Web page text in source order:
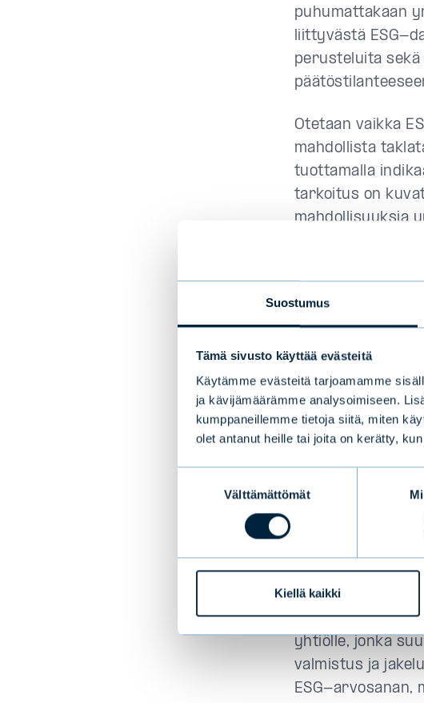
Suostumus
Tämä sivusto käyttää evästeitä
Käytämme evästeitä tarjoamamme
ja kävijämäärämme analysoimiseen.
kumppaneillemme tietoja siitä, miten
olet antanut heille tai joita on kerätty,
Välttämättömät
Kiellä kaikki
puhumattakaan
liittyvästä ESG-
perusteluita
Otetaan vaikka
mahdollista
tuottamalla
tarkoitus on
mahdollisuuksia
niille on ja
Helppojen
pärjätä omalla
toimiala
tai mahdollisuus
Joskus yhtiö voi
liiketoiminnan
yhtiön ESG-
ESG-arvosana
toiminnassa ei
yhtiölle, jonka
valmistus ja
ESG-arvosanan,